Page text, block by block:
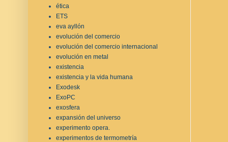
ética
ETS
eva ayllón
evolución del comercio
evolución del comercio internacional
evolución en metal
existencia
existencia y la vida humana
Exodesk
ExoPC
exosfera
expansión del universo
experimento opera.
experimentos de termometría